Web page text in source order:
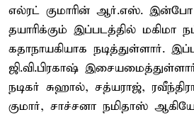
எல்ரட் குமாரின் ஆர்.எஸ். இன்போ
தயாரிக்கும் இப்படத்தில் மகிமா
கதாநாயகியாக நடித்துள்ளார்.
ஜி.வி.பிரகாஷ்
நடிகர் சுஹால், சத்யராஜ்,
குமார், சாச்சனா நமிதாஸ்